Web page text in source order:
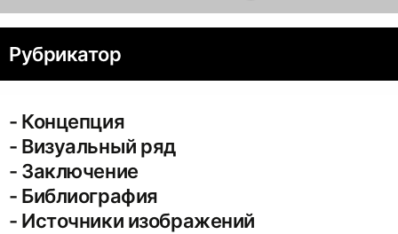
Рубрикатор
- Концепция
- Визуальный ряд
- Заключение
- Библиография
- Источники изображений